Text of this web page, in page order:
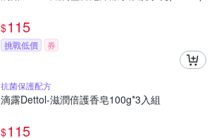
$115
挑戰低價 券
抗菌保護配方
滴露Dettol-滋潤倍護香皂100g*3入組
$115